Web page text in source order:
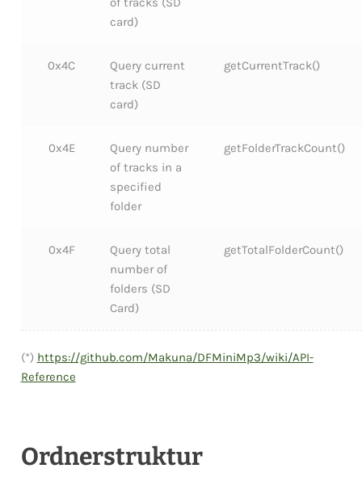
card)
0x4C
Query current
track (SD
card)
getCurrentTrack()
0x4E
Query number
of tracks in a
specified
folder
getFolderTrackCount()
0x4F
Query total
number of
folders (SD
Card)
getTotalFolderCount()
(*) https://github.com/Makuna/DFMiniMp3/wiki/API-
Reference
Ordnerstruktur